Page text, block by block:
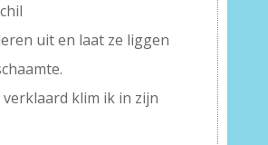
uit en laat ze liggen
klim ik in zijn